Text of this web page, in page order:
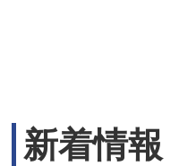
新着情報